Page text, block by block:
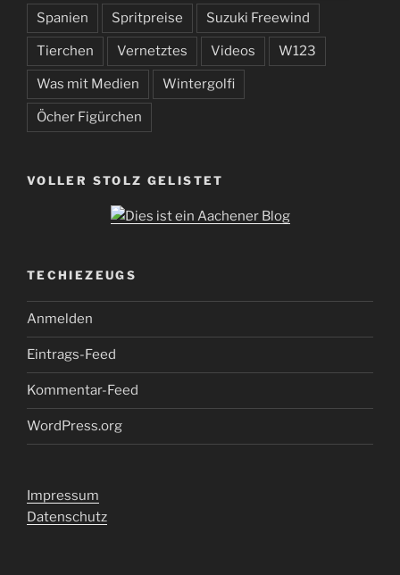
Spanien Spritpreise Suzuki Freewind
Tierchen Vernetztes Videos W123
Was mit Medien Wintergolfi
Öcher Figürchen
VOLLER STOLZ GELISTET
TECHIEZEUGS
Anmelden
Eintrags-Feed
Kommentar-Feed
WordPress.org
Impressum
Datenschutz